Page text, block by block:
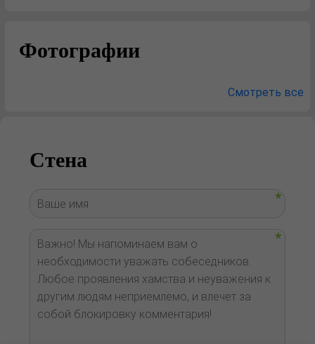
Фотографии
Смотреть все
Стена